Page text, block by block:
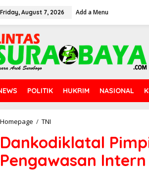
Friday, August 7, 2026 Add a Menu
POLITIK HUKRIM NASIONAL
Homepage / TNI
n
k
o
d
Dankodiklatal
Pengawasan Intern